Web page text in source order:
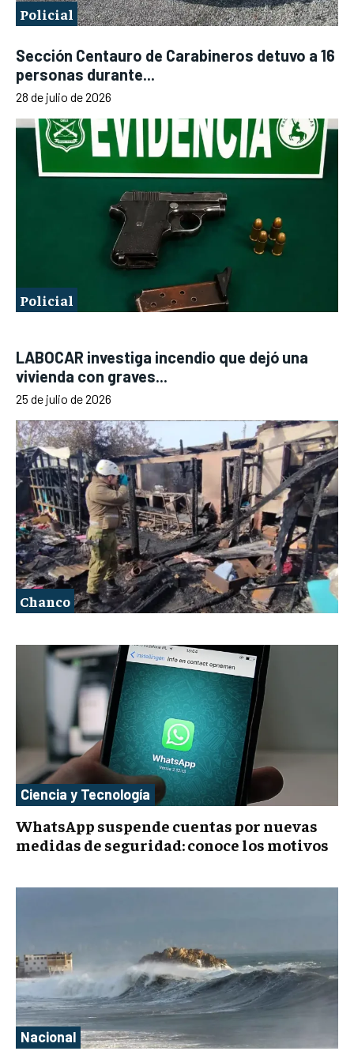
Policial
Sección Centauro de Carabineros detuvo a 16
personas durante...
28 de julio de 2026
Policial
LABOCAR investiga incendio que dejó una
vivienda con graves...
25 de julio de 2026
Chanco
Ciencia y Tecnología
WhatsApp suspende cuentas por nuevas
medidas de seguridad: conoce los motivos
Nacional